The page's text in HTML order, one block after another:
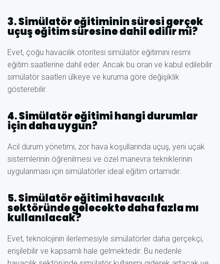
3. Simülatör eğitiminin süresi gerçek
uçuş eğitim süresine dahil edilir mi?
Evet, çoğu havacılık otoritesi simülatör eğitimini resmi
eğitim saatlerine dahil eder. Ancak bu oran ve kabul edilebilir
simülatör saatleri ülkeye ve kuruma göre değişiklik
gösterebilir.
4. Simülatör eğitimi hangi durumlar
için daha uygun?
Acil durum yönetimi, zor hava koşullarında uçuş, yeni uçak
sistemlerinin öğrenilmesi ve özel manevra tekniklerinin
uygulanması için simülatörler ideal eğitim ortamıdır.
5. Simülatör eğitimi havacılık
sektöründe gelecekte daha fazla mı
kullanılacak?
Evet, teknolojinin ilerlemesiyle simülatörler daha gerçekçi,
erişilebilir ve kapsamlı hale gelmektedir. Bu nedenle